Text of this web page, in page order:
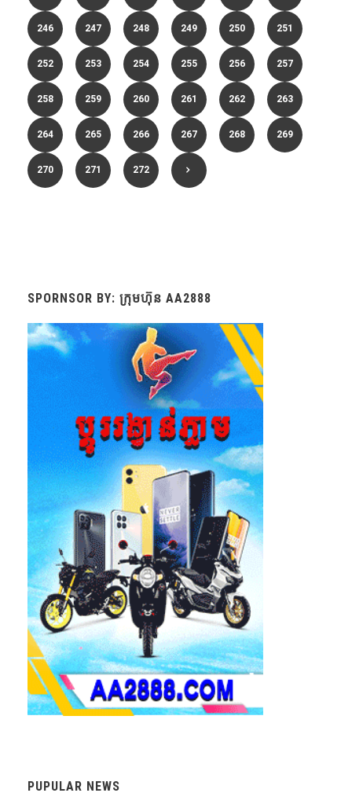
246 247 248 249 250 251
252 253 254 255 256 257
258 259 260 261 262 263
264 265 266 267 268 269
270 271 272
SPORNSOR BY: ក្រុមហ៊ុន AA2888
PUPULAR NEWS